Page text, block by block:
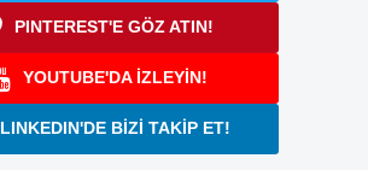
PINTEREST'E GÖZ ATIN!
YOUTUBE'DA İZLEYİN!
LINKEDIN'DE BİZİ TAKİP ET!